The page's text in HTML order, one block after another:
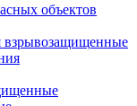
объектов